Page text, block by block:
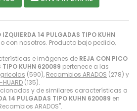
IZQUIERDA 14 PULGADAS TIPO KUHN
con nosotros. Producto bajo pedido,
e imágenes de REJA CON PICO
TIPO KUHN 620089 pertenece a las
(590), Recambios ARADOS (278) y
(135).
y de similares características a
14 PULGADAS TIPO KUHN 620089 en
ARADOS".